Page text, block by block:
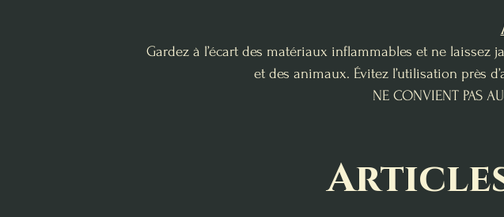
Gardez à l’écart des matériaux inflammables et ne
et des animaux. Évitez l’utilisation près
NE CONVIENT PAS